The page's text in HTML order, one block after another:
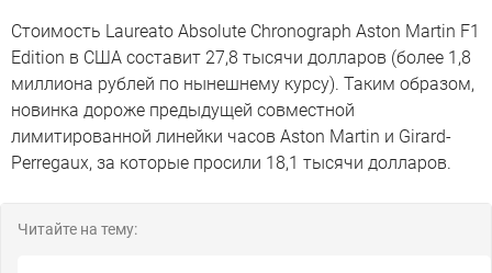
Стоимость Laureato Absolute Chronograph Aston Martin F1
Edition в США составит 27,8 тысячи долларов (более 1,8
миллиона рублей по нынешнему курсу). Таким образом,
новинка дороже предыдущей совместной
лимитированной линейки часов Aston Martin и Girard-
Perregaux, за которые просили 18,1 тысячи долларов.
Читайте на тему: